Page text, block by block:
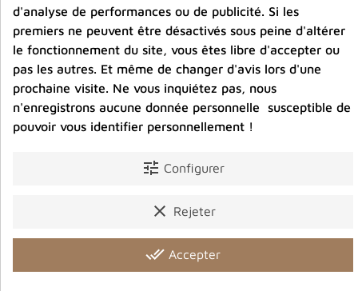
Cloche tibétaine manche plaqué or et dorjé 20
d'analyse de performances ou de publicité. Si les
premiers ne peuvent être désactivés sous peine d'altérer
le fonctionnement du site, vous êtes libre d'accepter ou
pas les autres. Et même de changer d'avis lors d'une
prochaine visite. Ne vous inquiétez pas, nous
n'enregistrons aucune donnée personnelle susceptible de
pouvoir vous identifier personnellement !
tune Configurer
clear Rejeter
done_all Accepter